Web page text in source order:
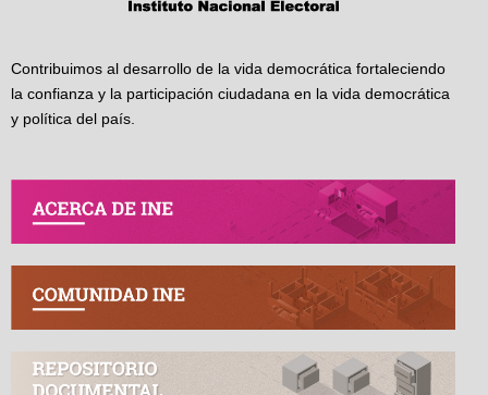
Contribuimos al desarrollo de la vida democrática fortaleciendo
la confianza y la participación ciudadana en la vida democrática
y política del país.